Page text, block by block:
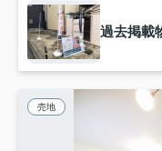
過去掲載
売地